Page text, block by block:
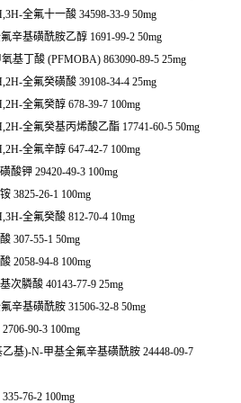
全氟十一酸 34598-33-9 50mg
辛基磺酰胺乙醇 1691-99-2 50mg
基丁酸 (PFMOBA) 863090-89-5 25mg
全氟癸磺酸 39108-34-4 25mg
全氟癸醇 678-39-7 100mg
全氟癸基丙烯酸乙酯 17741-60-5 50mg
全氟辛醇 647-42-7 100mg
酸钾 29420-49-3 100mg
3825-26-1 100mg
全氟癸酸 812-70-4 10mg
307-55-1 50mg
2058-94-8 100mg
次膦酸 40143-77-9 25mg
辛基磺酰胺 31506-32-8 50mg
90-3 100mg
乙基)-N-甲基全氟辛基磺酰胺 24448-09-7
76-2 100mg